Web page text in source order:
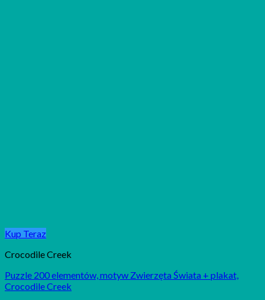
Kup Teraz
Crocodile Creek
Puzzle 200 elementów, motyw Zwierzęta Świata + plakat,
Crocodile Creek